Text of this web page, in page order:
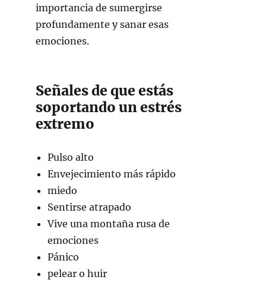
importancia de sumergirse
profundamente y sanar esas
emociones.
Señales de que estás
soportando un estrés
extremo
Pulso alto
Envejecimiento más rápido
miedo
Sentirse atrapado
Vive una montaña rusa de
emociones
Pánico
pelear o huir